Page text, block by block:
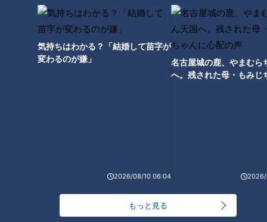
気持ちはわかる？「結婚して苗字が
変わるのが嫌」
2026/08/10 06:04
名古屋城の鹿、やまむら
へ。残された母・もみじ
2026/
もっと見る
#5チャン春祭り #みてちょてれ
び #名古屋 #春祭り